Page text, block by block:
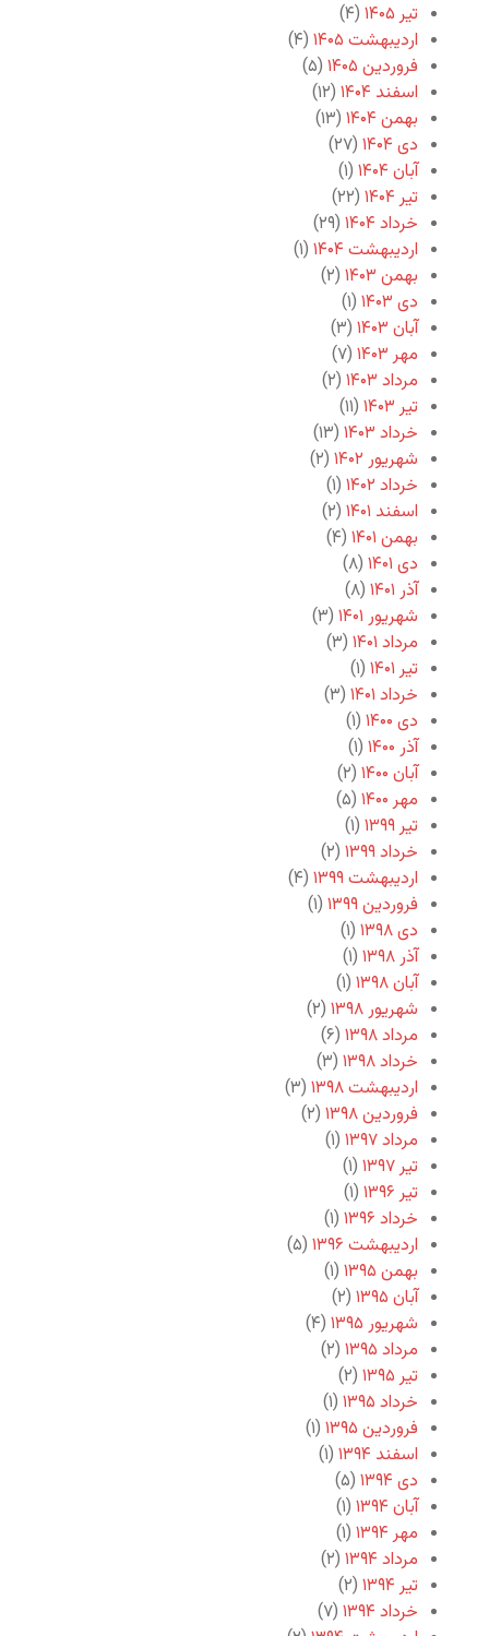
تیر ۱۴۰۵
(۴)
اردیبهشت ۱۴۰۵
(۴)
فروردین ۱۴۰۵
(۵)
اسفند ۱۴۰۴
(۱۲)
بهمن ۱۴۰۴
(۱۳)
دی ۱۴۰۴
(۲۷)
آبان ۱۴۰۴
(۱)
تیر ۱۴۰۴
(۲۲)
خرداد ۱۴۰۴
(۲۹)
اردیبهشت ۱۴۰۴
(۱)
بهمن ۱۴۰۳
(۲)
دی ۱۴۰۳
(۱)
آبان ۱۴۰۳
(۳)
مهر ۱۴۰۳
(۷)
مرداد ۱۴۰۳
(۲)
تیر ۱۴۰۳
(۱۱)
خرداد ۱۴۰۳
(۱۳)
شهریور ۱۴۰۲
(۲)
خرداد ۱۴۰۲
(۱)
اسفند ۱۴۰۱
(۲)
بهمن ۱۴۰۱
(۴)
دی ۱۴۰۱
(۸)
آذر ۱۴۰۱
(۸)
شهریور ۱۴۰۱
(۳)
مرداد ۱۴۰۱
(۳)
تیر ۱۴۰۱
(۱)
خرداد ۱۴۰۱
(۳)
دی ۱۴۰۰
(۱)
آذر ۱۴۰۰
(۱)
آبان ۱۴۰۰
(۲)
مهر ۱۴۰۰
(۵)
تیر ۱۳۹۹
(۱)
خرداد ۱۳۹۹
(۲)
اردیبهشت ۱۳۹۹
(۴)
فروردین ۱۳۹۹
(۱)
دی ۱۳۹۸
(۱)
آذر ۱۳۹۸
(۱)
آبان ۱۳۹۸
(۱)
شهریور ۱۳۹۸
(۲)
مرداد ۱۳۹۸
(۶)
خرداد ۱۳۹۸
(۳)
اردیبهشت ۱۳۹۸
(۳)
فروردین ۱۳۹۸
(۲)
مرداد ۱۳۹۷
(۱)
تیر ۱۳۹۷
(۱)
تیر ۱۳۹۶
(۱)
خرداد ۱۳۹۶
(۱)
اردیبهشت ۱۳۹۶
(۵)
بهمن ۱۳۹۵
(۱)
آبان ۱۳۹۵
(۲)
شهریور ۱۳۹۵
(۴)
مرداد ۱۳۹۵
(۲)
تیر ۱۳۹۵
(۲)
خرداد ۱۳۹۵
(۱)
فروردین ۱۳۹۵
(۱)
اسفند ۱۳۹۴
(۱)
دی ۱۳۹۴
(۵)
آبان ۱۳۹۴
(۱)
مهر ۱۳۹۴
(۱)
مرداد ۱۳۹۴
(۲)
تیر ۱۳۹۴
(۲)
خرداد ۱۳۹۴
(۷)